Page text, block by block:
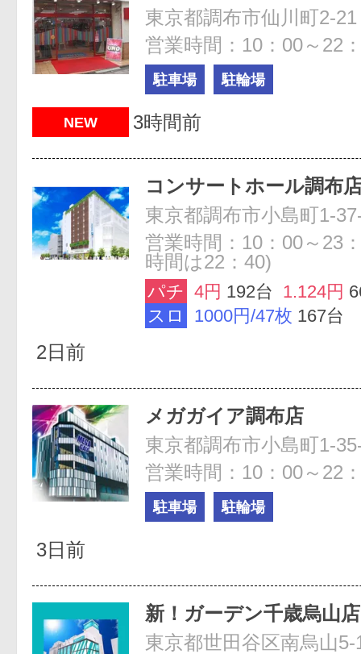
東京都調布市仙川町2-21
営業時間：10：00～22
駐車場 駐輪場
NEW 3時間前
コンサートホール調布
営業時間：10：00～23
時間は22：40)
パチ 4円 192台 1.124円
スロ
1000円/47枚 167台
2日前
メガガイア調布店
営業時間：10：00～22
駐車場 駐輪場
3日前
新！ガーデン千歳烏山店
東京都世田谷区南烏山5-